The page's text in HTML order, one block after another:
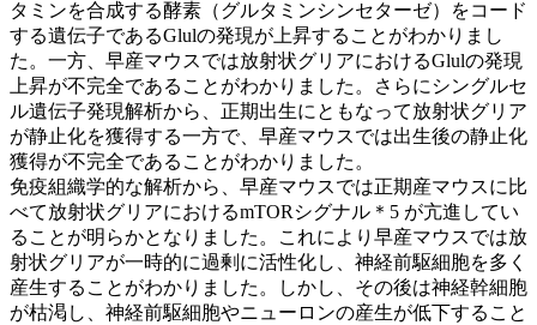
タミンを合成する酵素（グルタミンシンセターゼ）をコード
する遺伝子であるGlulの発現が上昇することがわかりまし
た。一方、早産マウスでは放射状グリアにおけるGlulの発現
上昇が不完全であることがわかりました。さらにシングルセ
ル遺伝子発現解析から、正期出生にともなって放射状グリア
が静止化を獲得する一方で、早産マウスでは出生後の静止化
獲得が不完全であることがわかりました。
免疫組織学的な解析から、早産マウスでは正期産マウスに比
べて放射状グリアにおけるmTORシグナル＊5 が亢進してい
ることが明らかとなりました。これにより早産マウスでは放
射状グリアが一時的に過剰に活性化し、神経前駆細胞を多く
産生することがわかりました。しかし、その後は神経幹細胞
が枯渇し、神経前駆細胞やニューロンの産生が低下すること